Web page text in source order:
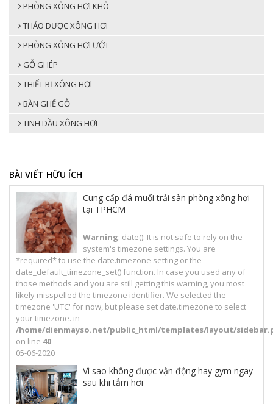
PHÒNG XÔNG HƠI KHÔ
THẢO DƯỢC XÔNG HƠI
PHÒNG XÔNG HƠI ƯỚT
GỖ GHÉP
THIẾT BỊ XÔNG HƠI
BÀN GHẾ GỖ
TINH DẦU XÔNG HƠI
BÀI VIẾT HỮU ÍCH
Cung cấp đá muối trải sàn phòng xông hơi
tại TPHCM
Warning: date(): It is not safe to rely on the
system's timezone settings. You are
*required* to use the date.timezone setting or the
date_default_timezone_set() function. In case you used any of
those methods and you are still getting this warning, you most
likely misspelled the timezone identifier. We selected the
timezone 'UTC' for now, but please set date.timezone to select
your timezone. in
/home/dienmayso.net/public_html/templates/layout/
on line 40
05-06-2020
Vì sao không được vận động hay gym ngay
sau khi tắm hơi